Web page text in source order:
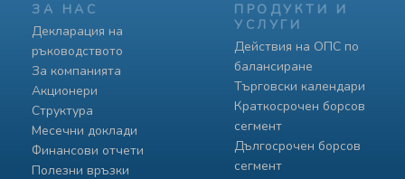
ЗА НАС
Декларация на
ръководството
За компанията
Акционери
Структура
Месечни доклади
Финансови отчети
Полезни връзки
ПРОДУКТИ И
УСЛУГИ
Действия на ОПС по
балансиране
Търговски календари
Краткосрочен борсов
сегмент
Дългосрочен борсов
сегмент